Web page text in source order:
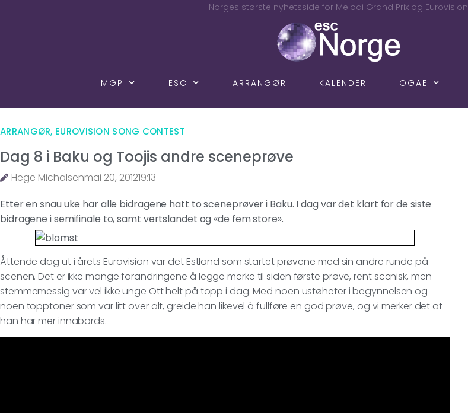
Norges største nyhetsside for Melodi Grand Prix og Eurovision
MGP ESC ARRANGØR KALENDER OGAE
ARRANGØR, EUROVISION SONG CONTEST
Dag 8 i Baku og Toojis andre sceneprøve
Hege Michalsenmai 20, 201219:13
Etter en snau uke har alle bidragene hatt to sceneprøver i Baku. I dag var det klart for de siste
bidragene i semifinale to, samt vertslandet og «de fem store».
Åttende dag ut i årets Eurovision var det Estland som startet prøvene med sin andre runde på
scenen. Det er ikke mange forandringene å legge merke til siden første prøve, rent scenisk, men
stemmemessig var vel ikke unge Ott helt på topp i dag. Med noen ustøheter i begynnelsen og
noen topptoner som var litt over alt, greide han likevel å fullføre en god prøve, og vi merker det at
han har mer innabords.